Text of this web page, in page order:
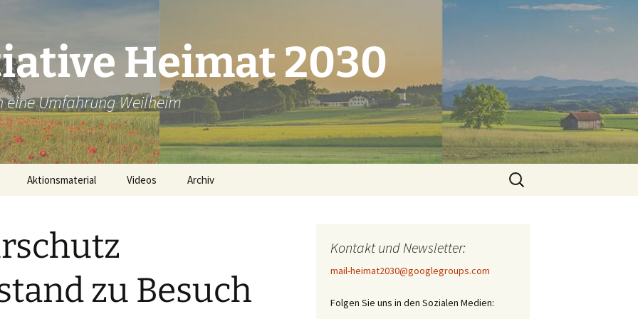
Heimat 2030
Umfahrung Weilheim
Aktionsmaterial
Bannerbestellung
Unsere Flyer
Videos Archiv
Suchen
nach:
zu Besuch
Kontakt und Newsletter:
mail-heimat2030@googlegroups.com
Folgen Sie uns in den Sozialen Medien: